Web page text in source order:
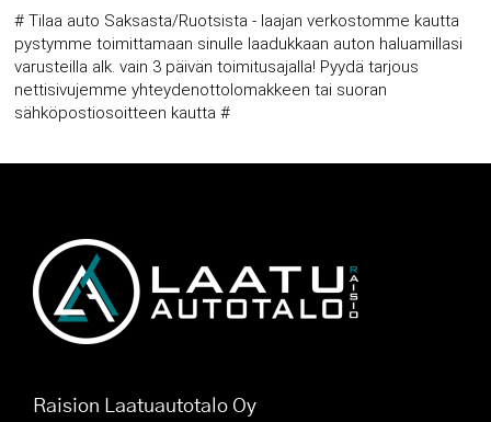
# Tilaa auto Saksasta/Ruotsista - laajan verkostomme kautta
pystymme toimittamaan sinulle laadukkaan auton haluamillasi
varusteilla alk. vain 3 päivän toimitusajalla! Pyydä tarjous
nettisivujemme yhteydenottolomakkeen tai suoran
sähköpostiosoitteen kautta #
Raision Laatuautotalo Oy